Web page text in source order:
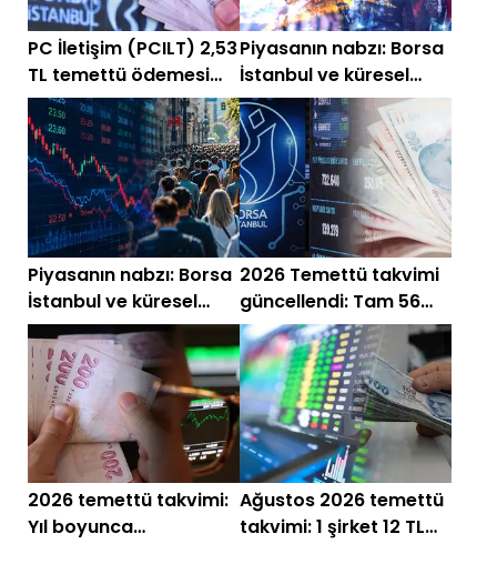
PC İletişim (PCILT) 2,53
TL temettü ödemesi
yapacak
Piyasanın nabzı: Borsa
İstanbul ve küresel
piyasalarda gün
başlarken (5 Ağustos)
Piyasanın nabzı: Borsa
İstanbul ve küresel
piyasalarda gün
başlarken (4 Ağustos)
2026 Temettü takvimi
güncellendi: Tam 56
şirket kar payı
ödeyecek
2026 temettü takvimi:
Yıl boyunca
Ağustos 2026 temettü
takvimi: 1 şirket 12 TL